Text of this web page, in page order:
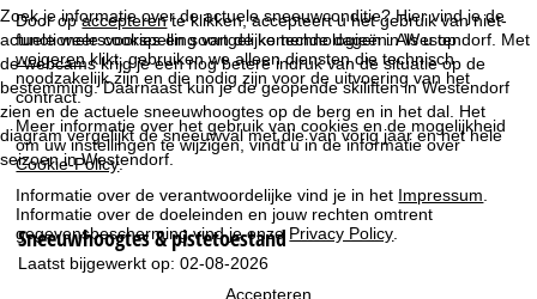
Door opaccepterente klikken, accepteert u het gebruik van niet-
functionele cookies en soortgelijke technologieën. Als u op
weigerenklikt, gebruiken we alleen diensten die technisch
noodzakelijk zijn en die nodig zijn voor de uitvoering van het
contract.
Meer informatie over het gebruik van cookies en de mogelijkheid
om uw instellingen te wijzigen, vindt u in de informatie over
Cookie-Policy.
Informatie over de verantwoordelijke vind je in het Impressum.
Informatie over de doeleinden en jouw rechten omtrent
gegevensbescherming vind je onze Privacy Policy.
Accepteren
r
t
p
a
g
i
Zoek je informatie over de actuele sneeuwconditie? Hier vind je de
actuele weersvoorspelling van de komende dagen in Westendorf. Met
de webcams krijg je een nog betere indruk van de situatie op de
bestemming. Daarnaast kun je de geopende skiliften in Westendorf
zien en de actuele sneeuwhoogtes op de berg en in het dal. Het
diagram vergelijkt de sneeuwval met die van vorig jaar en het hele
seizoen in Westendorf.
Sneeuwhoogtes & pistetoestand
Laatst bijgewerkt op: 02-08-2026